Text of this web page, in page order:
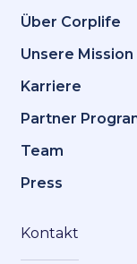
Über Corplife
Unsere Mission
Karriere
Partner
Team
Press
Kontakt